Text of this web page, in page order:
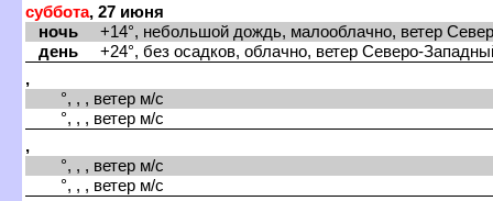
суббота, 27 июня
ночь +14°, небольшой дождь, малооблачно, ветер
день +24°, без осадков, облачно, ветер Северо-
,
°, , , ветер м/с
°, , , ветер м/с
,
°, , , ветер м/с
°, , , ветер м/с